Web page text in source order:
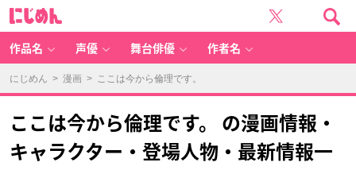
作品名 声優 舞台俳優 作者名
にじめん > 漫画 > ここは今から倫理です。
ここは今から倫理です。 の漫画情報・
キャラクター・登場人物・最新情報一